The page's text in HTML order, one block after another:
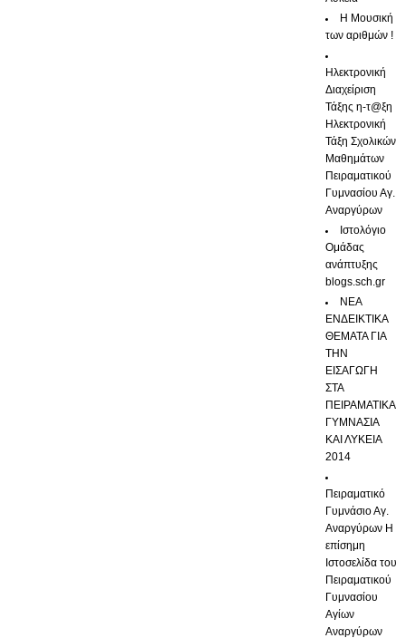
Η Μουσική
των αριθμών !
Ηλεκτρονική
Διαχείριση
Τάξης η-τ@ξη
Ηλεκτρονική
Τάξη Σχολικών
Μαθημάτων
Πειραματικού
Γυμνασίου Αγ.
Αναργύρων
Ιστολόγιο
Ομάδας
ανάπτυξης
blogs.sch.gr
ΝΕΑ
ΕΝΔΕΙΚΤΙΚΑ
ΘΕΜΑΤΑ ΓΙΑ
ΤΗΝ
ΕΙΣΑΓΩΓΗ
ΣΤΑ
ΠΕΙΡΑΜΑΤΙΚΑ
ΓΥΜΝΑΣΙΑ
ΚΑΙ ΛΥΚΕΙΑ
2014
Πειραματικό
Γυμνάσιο Αγ.
Αναργύρων Η
επίσημη
Ιστοσελίδα του
Πειραματικού
Γυμνασίου
Αγίων
Αναργύρων